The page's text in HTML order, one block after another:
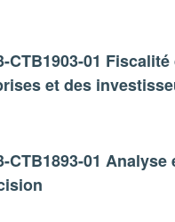
CTB1903-01 Fiscalité
et des
CTB1893-01 Analyse